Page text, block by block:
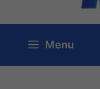
contenuto
Menu